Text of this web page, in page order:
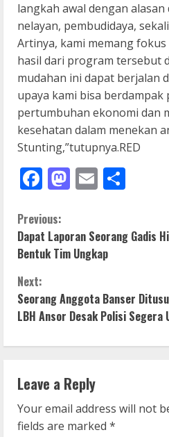
langkah awal dengan
nelayan, pembudidaya,
Artinya, kami memang
hasil dari program tersebut
mudahan ini dapat berjalan
upaya kami bisa
pertumbuhan ekonomi dan
kesehatan dalam menekan
Stunting,”tutupnya.RED
Facebook
Mastodon
Email
C
o
n
t
i
n
u
e
Previous:
Dapat Laporan Seorang Gadis
Bentuk Tim Ungkap
Next:
Seorang Anggota Banser
LBH Ansor Desak Polisi Segera
Leave a Reply
Your email address will not
fields are marked *